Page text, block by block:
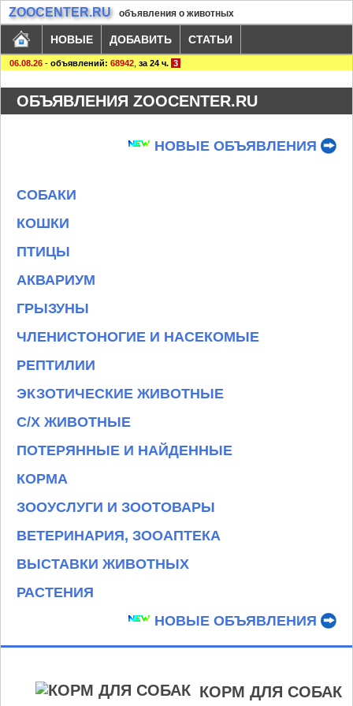
ZOOCENTER.RU объявления о животных
НОВЫЕ ДОБАВИТЬ СТАТЬИ
06.08.26 - объявлений: 68942 за 24 ч. 3
ОБЪЯВЛЕНИЯ ZOOCENTER.RU
НОВЫЕ ОБЪЯВЛЕНИЯ
СОБАКИ
КОШКИ
ПТИЦЫ
АКВАРИУМ
ГРЫЗУНЫ
ЧЛЕНИСТОНОГИЕ И НАСЕКОМЫЕ
РЕПТИЛИИ
ЭКЗОТИЧЕСКИЕ ЖИВОТНЫЕ
С/Х ЖИВОТНЫЕ
ПОТЕРЯННЫЕ И НАЙДЕННЫЕ
КОРМА
ЗООУСЛУГИ И ЗООТОВАРЫ
ВЕТЕРИНАРИЯ, ЗООАПТЕКА
ВЫСТАВКИ ЖИВОТНЫХ
РАСТЕНИЯ
НОВЫЕ ОБЪЯВЛЕНИЯ
КОРМ ДЛЯ СОБАК